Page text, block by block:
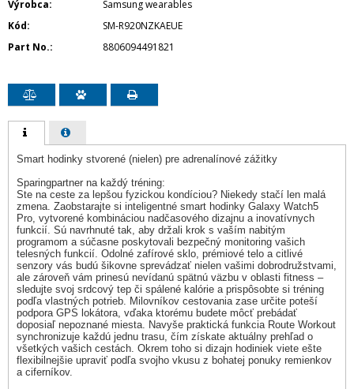
Výrobca
Samsung wearables
Kód
SM-R920NZKAEUE
Part No.
8806094491821
Smart hodinky stvorené (nielen) pre adrenalínové zážitky
Sparingpartner na každý tréning:
Ste na ceste za lepšou fyzickou kondíciou? Niekedy stačí len malá
zmena. Zaobstarajte si inteligentné smart hodinky Galaxy Watch5
Pro, vytvorené kombináciou nadčasového dizajnu a inovatívnych
funkcií. Sú navrhnuté tak, aby držali krok s vaším nabitým
programom a súčasne poskytovali bezpečný monitoring vašich
telesných funkcií. Odolné zafírové sklo, prémiové telo a citlivé
senzory vás budú šikovne sprevádzať nielen vašimi dobrodružstvami,
ale zároveň vám prinesú nevídanú spätnú väzbu v oblasti fitness –
sledujte svoj srdcový tep či spálené kalórie a prispôsobte si tréning
podľa vlastných potrieb. Milovníkov cestovania zase určite poteší
podpora GPS lokátora, vďaka ktorému budete môcť prebádať
doposiaľ nepoznané miesta. Navyše praktická funkcia Route Workout
synchronizuje každú jednu trasu, čím získate aktuálny prehľad o
všetkých vašich cestách. Okrem toho si dizajn hodiniek viete ešte
flexibilnejšie upraviť podľa svojho vkusu z bohatej ponuky remienkov
a ciferníkov.